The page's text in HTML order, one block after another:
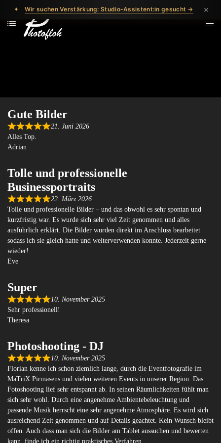
Gute Bilder
21. Juni 2026
Alles Top.
Adrian
Tolle und professionelle
Businessportraits
22. März 2026
Tolle und professionelle Bilder – und das obwohl es sehr spontan und
kurzfristig war. Es wurde sich sehr viel Zeit genommen und alles
ausführlich erklärt. Die Bilder wurden direkt im Anschluss bearbeitet
sodass ich sie gleich hatte und weiterverwenden konnte. Jederzeit gerne
wieder!
Eve
Super
10. November 2025
Sehr professionell!
Theresa
Photoshooting - DJ
10. November 2025
Florian kenne ich schon ziemlich lange, durch die Eventfotografie im
MaTriX Pirmasens und vielen weiteren Events in unserer Region. Das
Fotoshooting lief sehr entspannt ab. In seinen Räumlichkeiten fühlt man
sich sehr wohl. Durch eine angenehme Ambientebeleuchtung und
passende Musik herrscht eine sehr angenehme Atmosphäre. Es wird sich
ausreichend Zeit genommen und auf Details geachtet. Kein Wunsch bleibt
offen. Auch dass man sich die Bilder am Tablet aussuchen und bewerten
kann, finde ich ein richtig praktisches Verfahren.
✦ Wir suchen Verstärkung: Studio-Assistent:in gesucht → ×